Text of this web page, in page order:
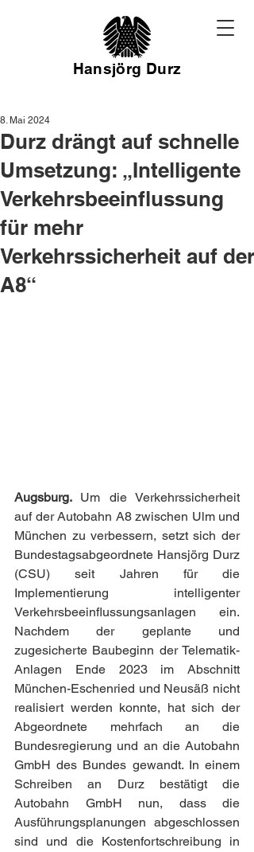
Hansjörg Durz
Durz drängt auf schnelle
Umsetzung: „Intelligente
Verkehrsbeeinflussung
für mehr
Verkehrssicherheit auf der
A8“
8. Mai 2024
Augsburg. Um die Verkehrssicherheit
auf der Autobahn A8 zwischen Ulm und
München zu verbessern, setzt sich der
Bundestagsabgeordnete Hansjörg Durz
(CSU) seit Jahren für die
Implementierung intelligenter
Verkehrsbeeinflussungsanlagen ein.
Nachdem der geplante und
zugesicherte Baubeginn der Telematik-
Anlagen Ende 2023 im Abschnitt
München-Eschenried und Neusäß nicht
realisiert werden konnte, hat sich der
Abgeordnete mehrfach an die
Bundesregierung und an die Autobahn
GmbH des Bundes gewandt. In einem
Schreiben an Durz bestätigt die
Autobahn GmbH nun, dass die
Ausführungsplanungen abgeschlossen
sind und die Kostenfortschreibung in